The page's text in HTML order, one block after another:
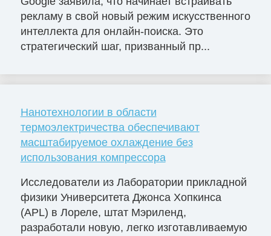
рекламу в свой новый режим искусственного
интеллекта для онлайн-поиска. Это
стратегический шаг, призванный пр...
Нанотехнологии в области
термоэлектричества обеспечивают
масштабируемое охлаждение без
использования компрессора
Исследователи из Лаборатории прикладной
физики Университета Джонса Хопкинса
(APL) в Лореле, штат Мэриленд,
разработали новую, легко изготавливаемую